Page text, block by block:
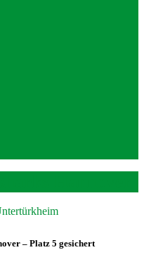
– Platz 5 gesichert